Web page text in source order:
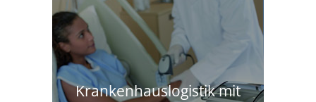
Krankenhaus­logistik mit